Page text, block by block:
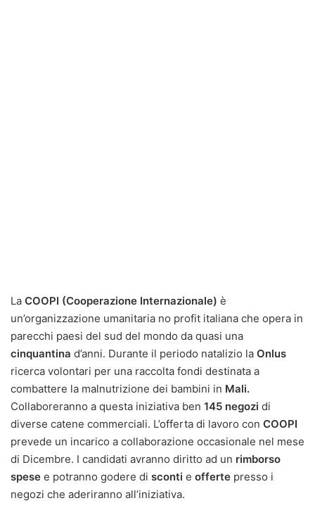
La COOPI (Cooperazione Internazionale) è
un’organizzazione umanitaria no profit italiana che opera in
parecchi paesi del sud del mondo da quasi una
cinquantina d’anni. Durante il periodo natalizio la Onlus
ricerca volontari per una raccolta fondi destinata a
combattere la malnutrizione dei bambini in Mali.
Collaboreranno a questa iniziativa ben 145 negozi di
diverse catene commerciali. L’offerta di lavoro con COOPI
prevede un incarico a collaborazione occasionale nel mese
di Dicembre. I candidati avranno diritto ad un rimborso
spese e potranno godere di sconti e offerte presso i
negozi che aderiranno all’iniziativa.